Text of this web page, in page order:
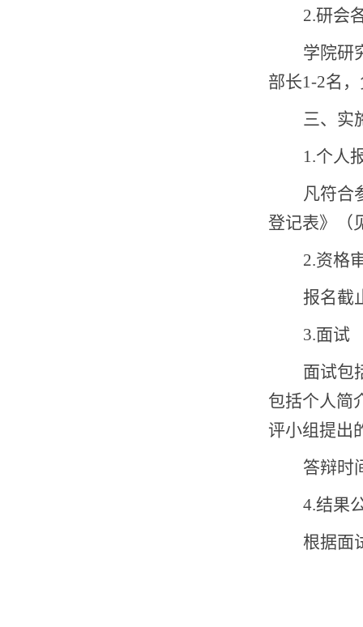
2.研会
学院研
部长1-2名
三、实
1.个人
凡符合
登记表》（
2.资格
报名截
3.面试
面试包
包括个人简
评小组提出
答辩时
4.结果
根据面